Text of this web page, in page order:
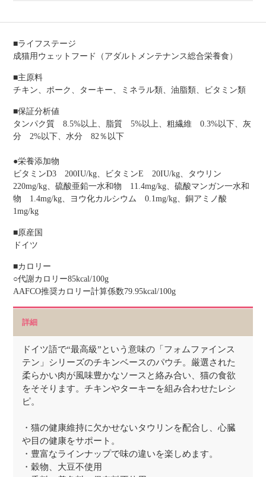
■ライフステージ
成猫用ウェットフード（アダルトメンテナンス総合栄養食）
■主原料
チキン、ポーク、ターキー、ミネラル類、油脂類、ビタミン類
■保証分析値
タンパク質 8.5%以上、脂質 5%以上、粗繊維 0.3%以下、灰
分 2%以下、水分 82％以下
●栄養添加物
ビタミンD3 200IU/kg、ビタミンE 20IU/kg、タウリン
220mg/kg、硫酸亜鉛一水和物 11.4mg/kg、硫酸マンガン一水和
物 1.4mg/kg、ヨウ化カルシウム 0.1mg/kg、銅アミノ酸
1mg/kg
■原産国
ドイツ
■カロリー
○代謝カロリー85kcal/100g
AAFCO推奨カロリー計算係数79.95kcal/100g
詳細
ドイツ語で“最高級”という意味の「フォムファインス
テン」シリーズのチキンベースのパウチ。厳選された
柔らかい肉が風味豊かなソースと絡み合い、猫の食欲
をそそります。チキンやターキーを組み合わせたレシ
ピ。
・猫の健康維持に欠かせないタウリンを配合し、心臓
や目の健康をサポート。
・豊富なラインナップで味の違いを楽しめます。
・穀物、大豆不使用